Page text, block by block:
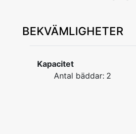
BEKVÄMLIGHETER
Kapacitet
Antal bäddar: 2